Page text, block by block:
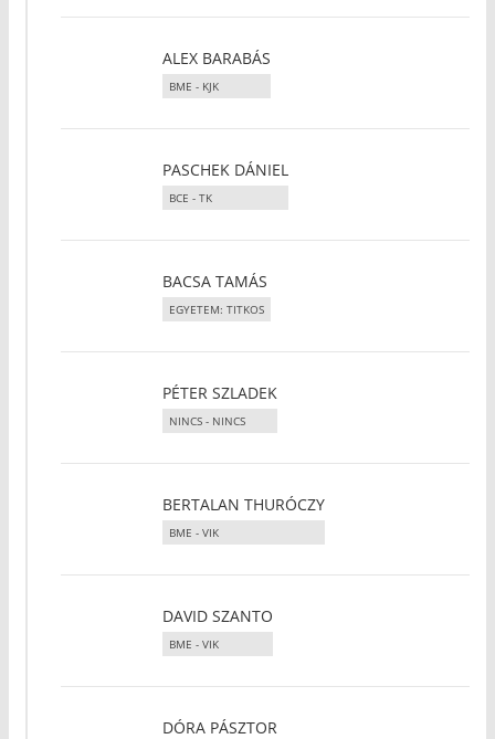
ALEX BARABÁS
BME - KJK
PASCHEK DÁNIEL
BCE - TK
BACSA TAMÁS
EGYETEM: TITKOS
PÉTER SZLADEK
NINCS - NINCS
BERTALAN THURÓCZY
BME - VIK
DAVID SZANTO
BME - VIK
DÓRA PÁSZTOR